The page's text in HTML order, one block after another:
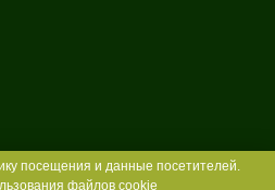
посещения и данные посетителей.
файлов cookie